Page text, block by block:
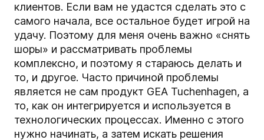
клиентов. Если вам не удастся сделать это с
самого начала, все остальное будет игрой на
удачу. Поэтому для меня очень важно «снять
шоры» и рассматривать проблемы
комплексно, и поэтому я стараюсь делать и
то, и другое. Часто причиной проблемы
является не сам продукт GEA Tuchenhagen, а
то, как он интегрируется и используется в
технологических процессах. Именно с этого
нужно начинать, а затем искать решения